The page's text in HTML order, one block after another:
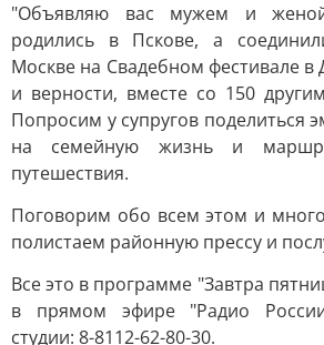
"Объявляю вас мужем и
родились в Пскове, а
Москве на Свадебном фестивале
и верности, вместе со 150
Попросим у супругов поделиться
на семейную жизнь и
путешествия.
Поговорим обо всем этом и
полистаем районную прессу и
Все это в программе "Завтра
в прямом эфире "Радио
студии: 8-8112-62-80-30.